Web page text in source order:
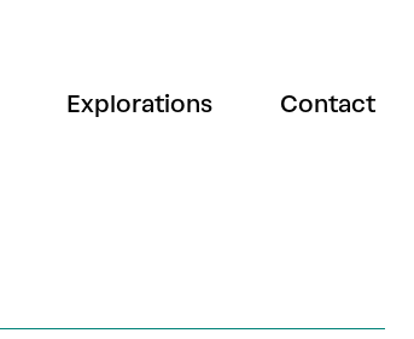
Explorations Contact